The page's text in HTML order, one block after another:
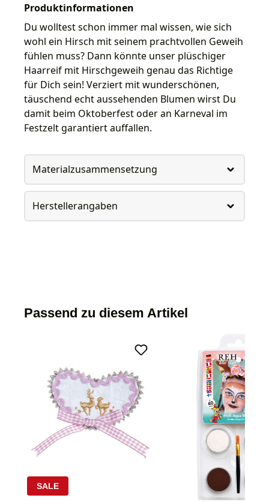
Produktinformationen
Du wolltest schon immer mal wissen, wie sich
wohl ein Hirsch mit seinem prachtvollen Geweih
fühlen muss? Dann könnte unser plüschiger
Haarreif mit Hirschgeweih genau das Richtige
für Dich sein! Verziert mit wunderschönen,
täuschend echt aussehenden Blumen wirst Du
damit beim Oktoberfest oder an Karneval im
Festzelt garantiert auffallen.
Materialzusammensetzung
Herstellerangaben
Passend zu diesem Artikel
SALE